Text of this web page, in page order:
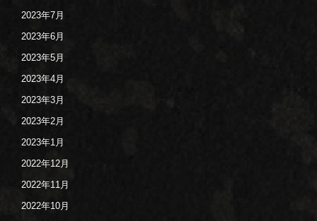
2023年7月
2023年6月
2023年5月
2023年4月
2023年3月
2023年2月
2023年1月
2022年12月
2022年11月
2022年10月